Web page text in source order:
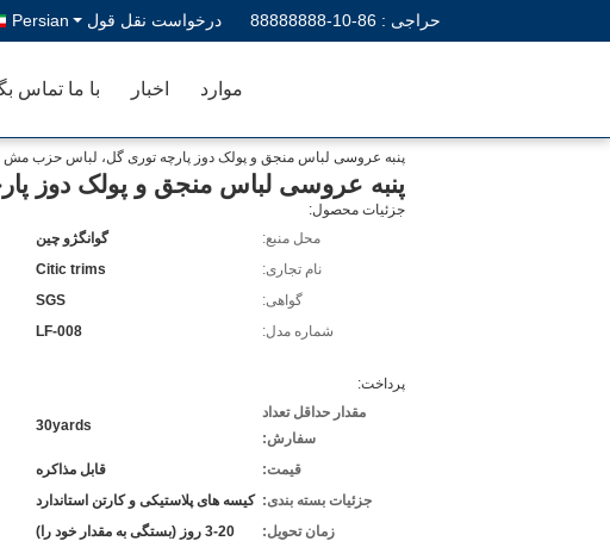
حراجی : 86-10-88888888 درخواست نقل قول Persian
با ما تماس اخبار موارد
پنبه عروسی لباس منجق و پولک دوز پارچه توری گل، لباس حزب مش
پنبه عروسی لباس منجق و پولک دوز
جزئیات محصول:
محل منبع:
گوانگژو چین
نام تجاری:
Citic trims
گواهی:
SGS
شماره مدل:
LF-008
پرداخت:
مقدار حداقل تعداد
سفارش:
30yards
قیمت:
قابل مذاکره
جزئیات بسته بندی: کیسه های پلاستیکی و کارتن استاندارد
زمان تحویل:
3-20 روز (بستگی به مقدار خود را)